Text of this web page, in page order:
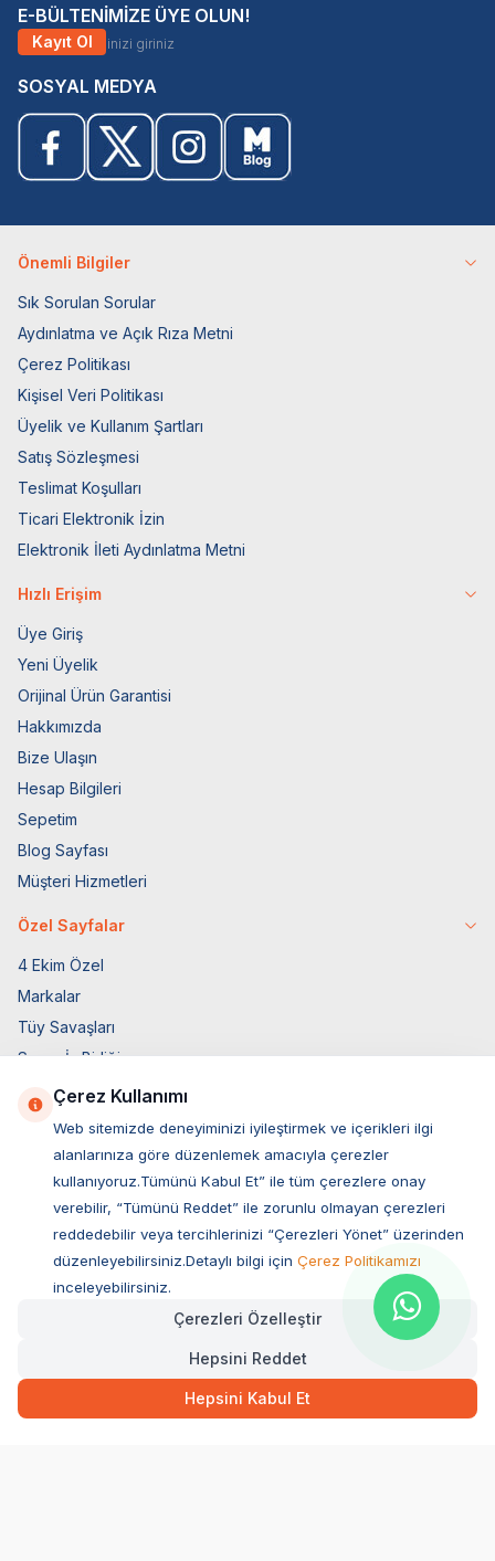
E-BÜLTENİMİZE ÜYE OLUN!
Kayıt Ol
SOSYAL MEDYA
Önemli Bilgiler
Sık Sorulan Sorular
Aydınlatma ve Açık Rıza Metni
Çerez Politikası
Kişisel Veri Politikası
Üyelik ve Kullanım Şartları
Satış Sözleşmesi
Teslimat Koşulları
Ticari Elektronik İzin
Elektronik İleti Aydınlatma Metni
Hızlı Erişim
Üye Giriş
Yeni Üyelik
Orijinal Ürün Garantisi
Hakkımızda
Bize Ulaşın
Hesap Bilgileri
Sepetim
Blog Sayfası
Müşteri Hizmetleri
Özel Sayfalar
4 Ekim Özel
Markalar
Tüy Savaşları
Socar İş Birliği
İyzico İş Birliği
Mobil Uygulama
Müşteri Hizmetleri
Çerez Kullanımı
Web sitemizde deneyiminizi iyileştirmek ve içerikleri ilgi
alanlarınıza göre düzenlemek amacıyla çerezler
kullanıyoruz.Tümünü Kabul Et” ile tüm çerezlere onay
verebilir, “Tümünü Reddet” ile zorunlu olmayan çerezleri
reddedebilir veya tercihlerinizi “Çerezleri Yönet” üzerinden
düzenleyebilirsiniz.Detaylı bilgi için Çerez Politikamızı
inceleyebilirsiniz.
Çerezleri Özelleştir
Hepsini Reddet
Hepsini Kabul Et